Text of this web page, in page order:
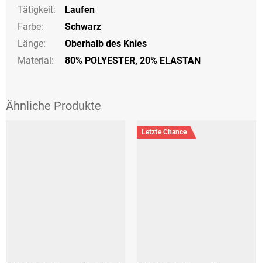
Tätigkeit:
Laufen
Farbe:
Schwarz
Länge:
Oberhalb des Knies
Material:
80% POLYESTER, 20% ELASTAN
Letzte Chance